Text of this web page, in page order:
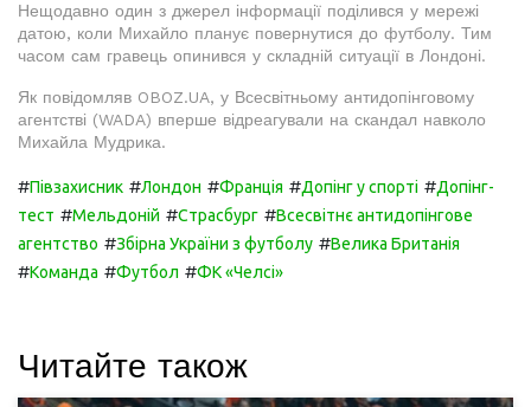
Нещодавно один з джерел інформації поділився у мережі
датою, коли Михайло планує повернутися до футболу. Тим
часом сам гравець опинився у складній ситуації в Лондоні.
Як повідомляв OBOZ.UA, у Всесвітньому антидопінговому
агентстві (WADA) вперше відреагували на скандал навколо
Михайла Мудрика.
#Півзахисник #Лондон #Франція #Допінг у спорті #Допінг-
тест #Мельдоній #Страсбург #Всесвітнє антидопінгове
агентство #Збірна України з футболу #Велика Британія
#Команда #Футбол #ФК «Челсі»
Читайте також